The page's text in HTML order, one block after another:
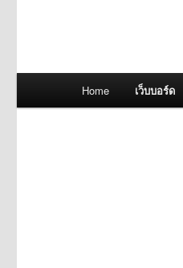
Home เว็บบอร์ด